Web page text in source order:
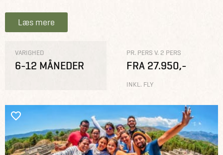
Læs mere
VARIGHED
6-12 MÅNEDER
PR. PERS V. 2 PERS
FRA 27.950,-
INKL. FLY